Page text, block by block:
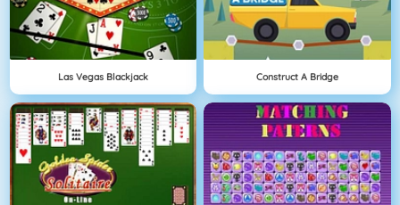
Las Vegas Blackjack Construct A Bridge